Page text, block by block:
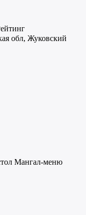
обл, Жуковский
Мангал-меню